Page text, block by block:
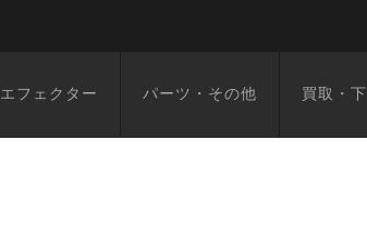
エフェクター パーツ・その他 買取・